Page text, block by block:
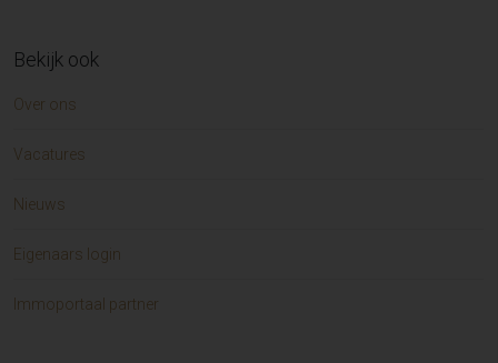
Bekijk ook
Over ons
Vacatures
Nieuws
Eigenaars login
Immoportaal partner